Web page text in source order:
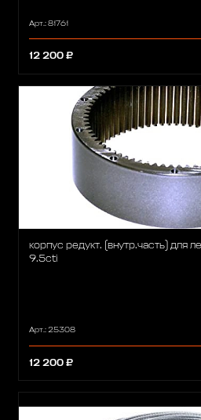
Арт.: 81761
12 200 ₽
корпус редукт. (внутр.часть) для
9.5cti
Арт.: 25308
12 200 ₽